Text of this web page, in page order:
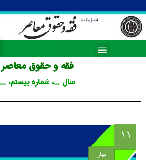
فقه و حقوق معاصر
سال ...، شماره بیستم، ...